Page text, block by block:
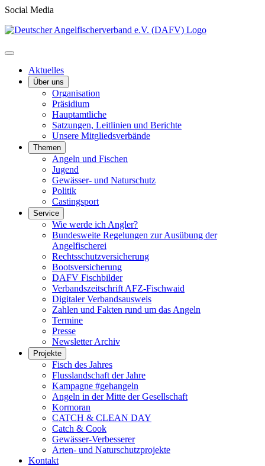
Social Media
Aktuelles
Über uns
Organisation
Präsidium
Hauptamtliche
Satzungen, Leitlinien und Berichte
Unsere Mitgliedsverbände
Themen
Angeln und Fischen
Jugend
Gewässer- und Naturschutz
Politik
Castingsport
Service
Wie werde ich Angler?
Bundesweite Regelungen zur Ausübung der
Angelfischerei
Rechtsschutzversicherung
Bootsversicherung
DAFV Fischbilder
Verbandszeitschrift AFZ-Fischwaid
Digitaler Verbandsausweis
Zahlen und Fakten rund um das Angeln
Termine
Presse
Newsletter Archiv
Projekte
Fisch des Jahres
Flusslandschaft der Jahre
Kampagne #gehangeln
Angeln in der Mitte der Gesellschaft
Kormoran
CATCH & CLEAN DAY
Catch & Cook
Gewässer-Verbesserer
Arten- und Naturschutzprojekte
Kontakt